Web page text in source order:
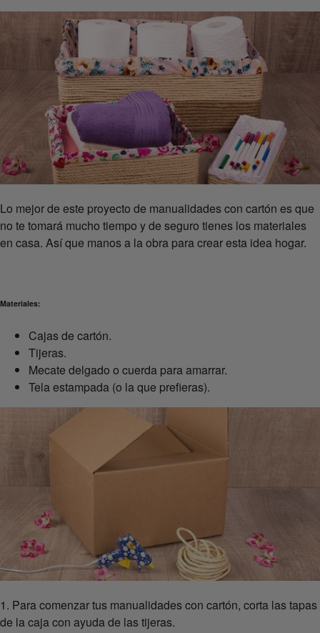
Lo mejor de este proyecto de manualidades con cartón es que
no te tomará mucho tiempo y de seguro tienes los materiales
en casa. Así que manos a la obra para crear esta idea hogar.
Materiales:
Cajas de cartón.
Tijeras.
Mecate delgado o cuerda para amarrar.
Tela estampada (o la que prefieras).
1. Para comenzar tus manualidades con cartón, corta las tapas
de la caja con ayuda de las tijeras.